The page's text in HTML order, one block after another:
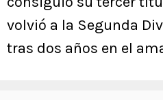
volvió a la Segunda
tras dos años en el